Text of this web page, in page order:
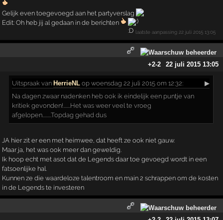
Gelijk even toegevoegd aan het partyverslag
Edit: Oh heb jij al gedaan in de berichten
laatste aanpassing 22 juli 2015 13:05
+2-2 22 juli 2015 13:05
Uitspraak van HerrieNL op woensdag 22 juli 2015 om 12:32:
▶
Na dagen zwaar nadenken heb ook ik eindelijk een puntje van
kritiek gevonden!.......Het was weer veel te vroeg
afgelopen.........Topdag gehad dus
JA hier zit er een met heimwee, dat heeft ze ook niet gauw.
Maar ja, het was ook meer dan geweldig.
Ik hoop echt met asot dat de Legends daar toe gevoegd wordt in een
fatsoenlijke hal.
Kunnen ze die waardeloze talentroom en main 2 schrappen om de kosten
in de Legends te investeren